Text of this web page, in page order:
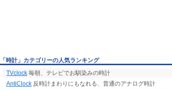
「時計」カテゴリーの人気ランキング
TVclock 毎朝、テレビでお馴染みの時計
AntiClock 反時計まわりにもなれる、普通のアナログ時計